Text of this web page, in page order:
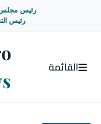
رئيس مجلس
رئيس
القائمة